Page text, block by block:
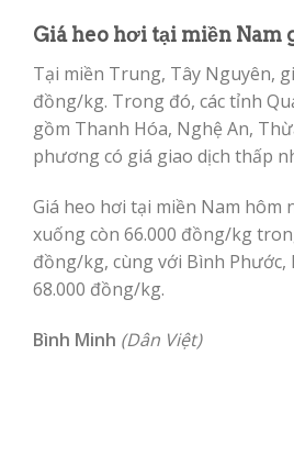
Giá heo hơi tại miền Nam
Tại miền Trung, Tây Nguyên,
đồng/kg. Trong đó, các tỉnh
gồm Thanh Hóa, Nghệ An,
phương có giá giao dịch thấp
Giá heo hơi tại miền Nam hôm
xuống còn 66.000 đồng/kg
đồng/kg, cùng với Bình
68.000 đồng/kg.
Bình Minh (Dân Việt)